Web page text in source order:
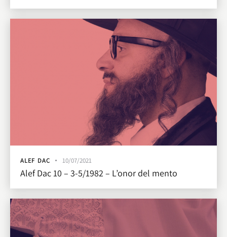
ALEF DAC 10/07/2021
Alef Dac 10 – 3-5/1982 – L’onor del mento